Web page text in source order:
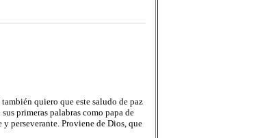
quiero que este saludo de paz
primeras palabras como papa de
perseverante. Proviene de Dios, que